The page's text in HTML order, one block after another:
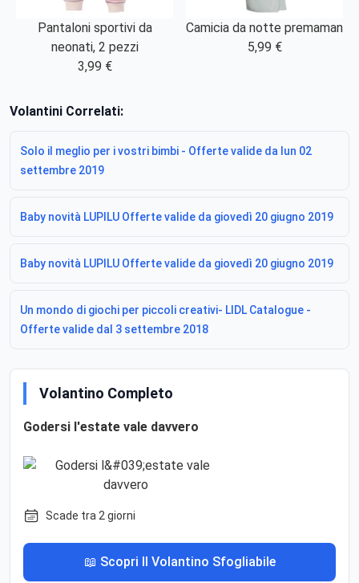
Pantaloni sportivi da
neonati, 2 pezzi
3,99 €
Camicia da notte premaman
5,99 €
Volantini Correlati:
Solo il meglio per i vostri bimbi - Offerte valide da lun 02
settembre 2019
Baby novità LUPILU Offerte valide da giovedì 20 giugno 2019
Baby novità LUPILU Offerte valide da giovedì 20 giugno 2019
Un mondo di giochi per piccoli creativi- LIDL Catalogue -
Offerte valide dal 3 settembre 2018
Volantino Completo
Godersi l'estate vale davvero
Scade tra 2 giorni
📖 Scopri Il Volantino Sfogliabile